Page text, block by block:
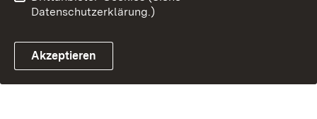
Datenschutzerklärung.)
Akzeptieren